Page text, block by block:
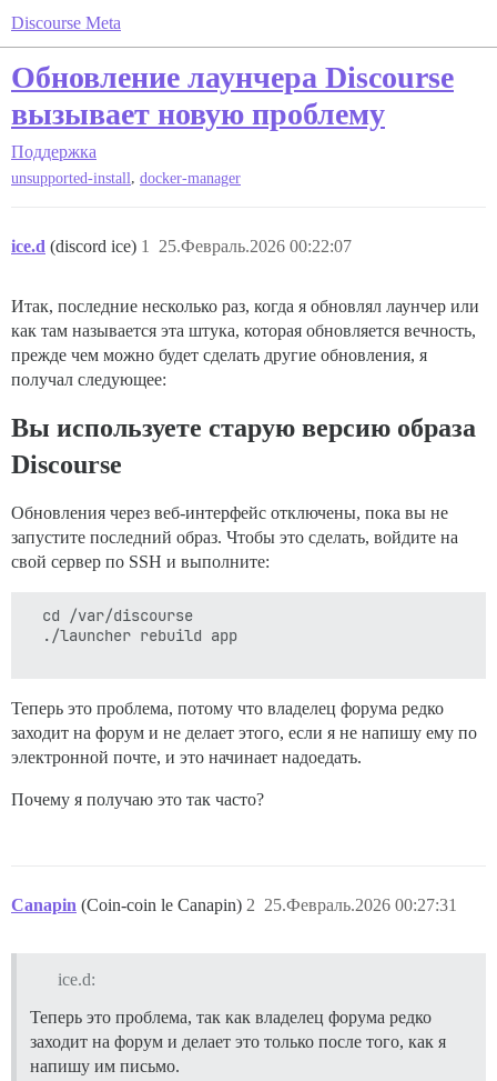
Discourse Meta
Обновление лаунчера Discourse
вызывает новую проблему
Поддержка
unsupported-install, docker-manager
ice.d (discord ice) 25.Февраль.2026 00:22:07
1
Итак, последние несколько раз, когда я обновлял лаунчер или
как там называется эта штука, которая обновляется вечность,
прежде чем можно будет сделать другие обновления, я
получал следующее:
Вы используете старую версию образа
Discourse
Обновления через веб-интерфейс отключены, пока вы не
запустите последний образ. Чтобы это сделать, войдите на
свой сервер по SSH и выполните:
  cd /var/discourse
  ./launcher rebuild app
Теперь это проблема, потому что владелец форума редко
заходит на форум и не делает этого, если я не напишу ему по
электронной почте, и это начинает надоедать.
Почему я получаю это так часто?
Canapin (Coin-coin le Canapin) 25.Февраль.2026 00:27:31
2
ice.d:
Теперь это проблема, так как владелец форума редко
заходит на форум и делает это только после того, как я
напишу им письмо.